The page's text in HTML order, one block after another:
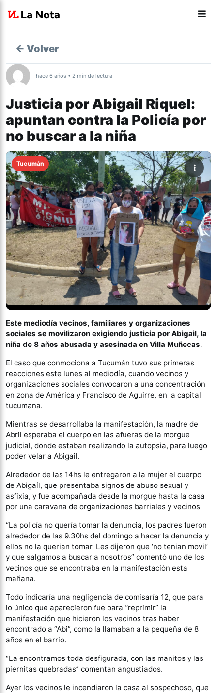
← Volver
hace 6 años • 2 min de lectura
Justicia por Abigail Riquel:
apuntan contra la Policía por
no buscar a la niña
Tucumán
Este mediodía vecinos, familiares y organizaciones
sociales se movilizaron exigiendo justicia por Abigail, la
niña de 8 años abusada y asesinada en Villa Muñecas.
El caso que conmociona a Tucumán tuvo sus primeras
reacciones este lunes al mediodía, cuando vecinos y
organizaciones sociales convocaron a una concentración
en zona de América y Francisco de Aguirre, en la capital
tucumana.
Mientras se desarrollaba la manifestación, la madre de
Abril esperaba el cuerpo en las afueras de la morgue
judicial, donde estaban realizando la autopsia, para luego
poder velar a Abigail.
Alrededor de las 14hs le entregaron a la mujer el cuerpo
de Abigaíl, que presentaba signos de abuso sexual y
asfixia, y fue acompañada desde la morgue hasta la casa
por una caravana de organizaciones barriales y vecinos.
“La policía no quería tomar la denuncia, los padres fueron
alrededor de las 9.30hs del domingo a hacer la denuncia y
ellos no la querian tomar. Les dijeron que ‘no tenian movil’
y que salgamos a buscarla nosotros” comentó uno de los
vecinos que se encontraba en la manifestación esta
mañana.
Todo indicaría una negligencia de comisaría 12, que para
lo único que aparecieron fue para “reprimir” la
manifestación que hicieron los vecinos tras haber
encontrado a “Abi”, como la llamaban a la pequeña de 8
años en el barrio.
“La encontramos toda desfigurada, con las manitos y las
piernitas quebradas” comentan angustiados.
Ayer los vecinos le incendiaron la casa al sospechoso, que